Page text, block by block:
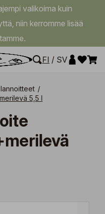
valikoima kuin
niin kerromme lisää
FI / SV
lannoitteet /
5,5 l